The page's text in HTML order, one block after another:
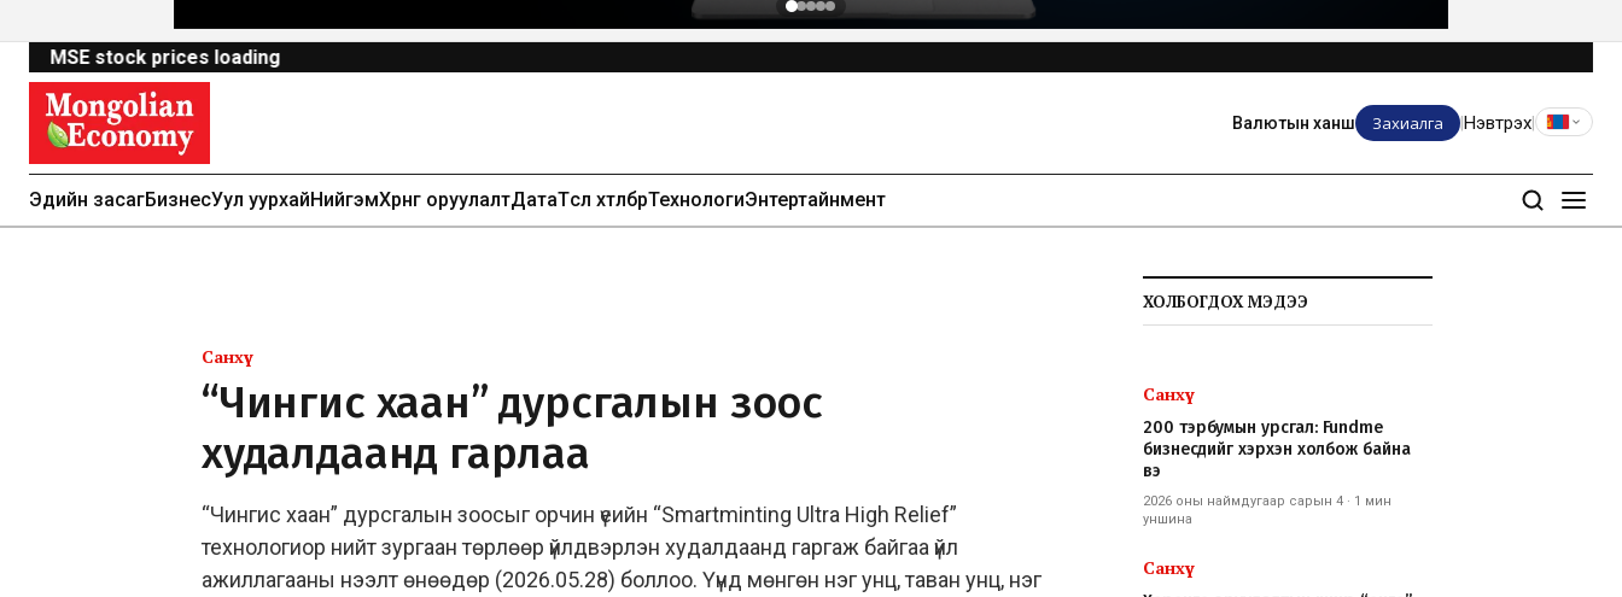
MSE stock prices loading
Валютын ханш Захиалга Нэвтрэх
Эдийн засагБизнесУул уурхайНийгэмХөрөнгө оруулалтДатаТөсөл хөтөлбөрТехнологиЭнтертайнмент
Санхүү
“Чингис хаан” дурсгалын зоос
худалдаанд гарлаа
“Чингис хаан” дурсгалын зоосыг орчин үеийн “Smartminting Ultra High Relief”
технологиор нийт зургаан төрлөөр үйлдвэрлэн худалдаанд гаргаж байгаа үйл
ажиллагааны нээлт өнөөдөр (2026.05.28) боллоо. Үүнд мөнгөн нэг унц, таван унц, нэг
ХОЛБОГДОХ МЭДЭЭ
Санхүү
200 тэрбумын урсгал: Fundme
бизнесүүдийг хэрхэн холбож байна
вэ
2026 оны наймдугаар сарын 4 · 1 мин
уншина
Санхүү